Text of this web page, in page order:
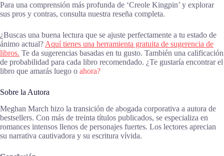
Para una comprensión más profunda de ‘Creole Kingpin’ y explorar
sus pros y contras, consulta nuestra reseña completa.
¿Buscas una buena lectura que se ajuste perfectamente a tu estado de
ánimo actual? Aquí tienes una herramienta gratuita de sugerencia de
libros. Te da sugerencias basadas en tu gusto. También una calificación
de probabilidad para cada libro recomendado. ¿Te gustaría encontrar el
libro que amarás luego o ahora?
Sobre la Autora
Meghan March hizo la transición de abogada corporativa a autora de
bestsellers. Con más de treinta títulos publicados, se especializa en
romances intensos llenos de personajes fuertes. Los lectores aprecian
su narrativa cautivadora y su escritura vívida.